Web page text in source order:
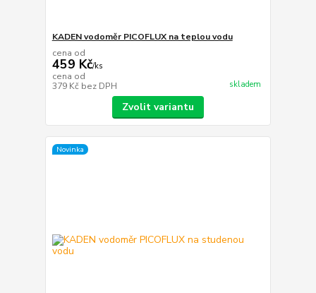
KADEN vodoměr PICOFLUX na teplou vodu
cena od
459 Kč/ks
cena od
379 Kč bez DPH skladem
Zvolit variantu
Novinka